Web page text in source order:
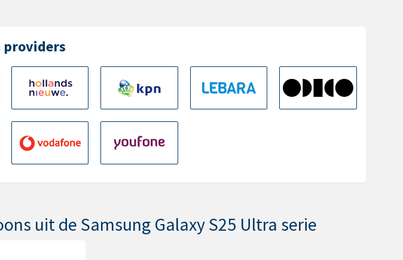
providers
uit de Samsung Galaxy S25 Ultra serie